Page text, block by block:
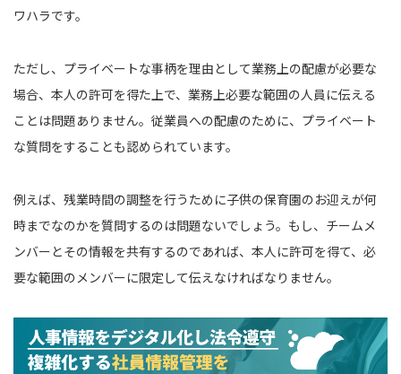
ワハラです。
ただし、プライベートな事柄を理由として業務上の配慮が必要な
場合、本人の許可を得た上で、業務上必要な範囲の人員に伝える
ことは問題ありません。従業員への配慮のために、プライベート
な質問をすることも認められています。
例えば、残業時間の調整を行うために子供の保育園のお迎えが何
時までなのかを質問するのは問題ないでしょう。もし、チームメ
ンバーとその情報を共有するのであれば、本人に許可を得て、必
要な範囲のメンバーに限定して伝えなければなりません。